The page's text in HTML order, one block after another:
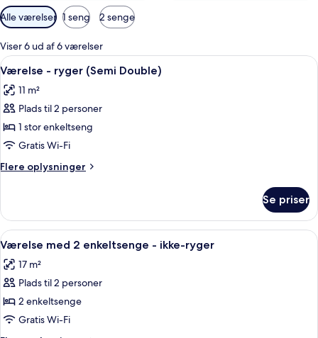
Tilgængelige
filtre
for
værelser
Alle værelser 1 seng 2 senge
Viser 6 ud af 6 værelser
Indlæs
alle
billeder
af
Værelse
-
ryger
(Semi
En pænt redt seng med hvide
7
Værelse - ryger (Semi Double)
11 m²
Plads til 2 personer
1 stor enkeltseng
Gratis Wi-Fi
Flere oplysninger
Flere
-
ryger
(Semi
Se priser
Indlæs
alle
billeder
af
Værelse
med
Et hotelværelse med to senge, et
7
Værelse med 2 enkeltsenge - ikke-ryger
17 m²
Plads til 2 personer
2 enkeltsenge
Gratis Wi-Fi